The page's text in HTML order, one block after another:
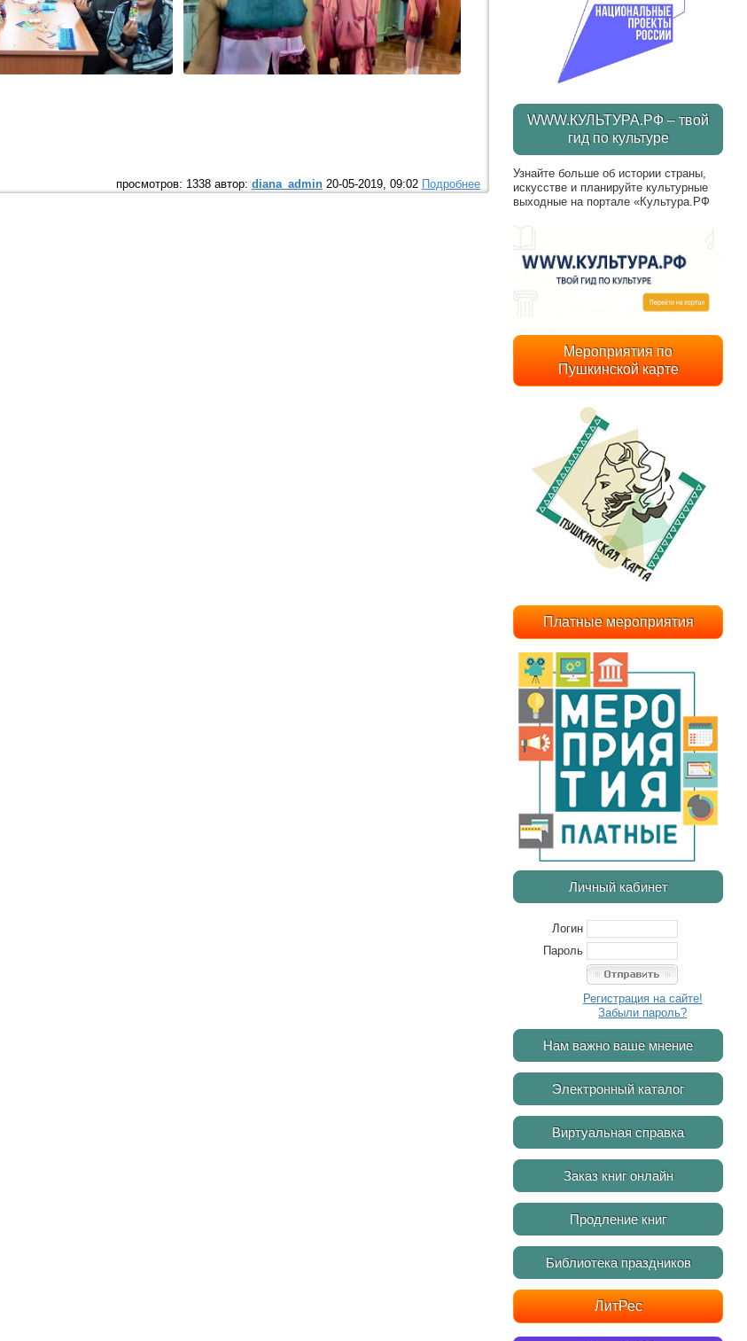
просмотров: 1338 автор: diana_admin20-05-2019, 09:02 Подробнее
WWW.КУЛЬТУРА.РФ – твой
гид по культуре
Узнайте больше об истории страны,
искусстве и планируйте культурные
выходные на портале «Культура.РФ
Мероприятия по
Пушкинской карте
Платные мероприятия
Личный кабинет
Логин
Пароль
Регистрация на сайте!
Забыли пароль?
Нам важно ваше мнение
Электронный каталог
Виртуальная справка
Заказ книг онлайн
Продление книг
Библиотека праздников
ЛитРес